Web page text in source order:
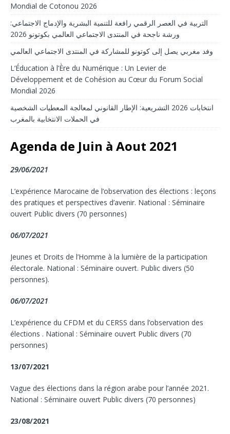
Mondial de Cotonou 2026
التربية في العصر الرقمي رافعة للتنمية البشرية والإدماج الاجتماعي:
ورشة ناجحة في المنتدى الاجتماعي العالمي بكوتونو 2026
وفد مغربي يصل إلى كوتونو للمشاركة في المنتدى الاجتماعي العالمي
L’Éducation à l’Ère du Numérique : Un Levier de
Développement et de Cohésion au Cœur du Forum Social
Mondial 2026
انتخابات 2026 التشريعية: الإطار القانوني لمعالجة المعطيات الشخصية
في الحملات الانتخابية بالمغرب
Agenda de Juin à Aout 2021
29/06/2021
L’expérience Marocaine de l’observation des élections : leçons
des pratiques et perspectives d’avenir. National : Séminaire
ouvert Public divers (70 personnes)
06/07/2021
Jeunes et Droits de l’Homme à la lumière de la participation
électorale. National : Séminaire ouvert. Public divers (50
personnes).
06/07/2021
L’expérience du CFDM et du CERSS dans l’observation des
élections . National : Séminaire ouvert Public divers (70
personnes)
13/07/2021
Vague des élections dans la région arabe pour l’année 2021.
National : Séminaire ouvert Public divers (70 personnes)
23/08/2021